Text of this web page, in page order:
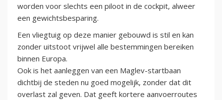
worden voor slechts een piloot in de cockpit, alweer
een gewichtsbesparing.
Een vliegtuig op deze manier gebouwd is stil en kan
zonder uitstoot vrijwel alle bestemmingen bereiken
binnen Europa.
Ook is het aanleggen van een Maglev-startbaan
dichtbij de steden nu goed mogelijk, zonder dat dit
overlast zal geven. Dat geeft kortere aanvoerroutes